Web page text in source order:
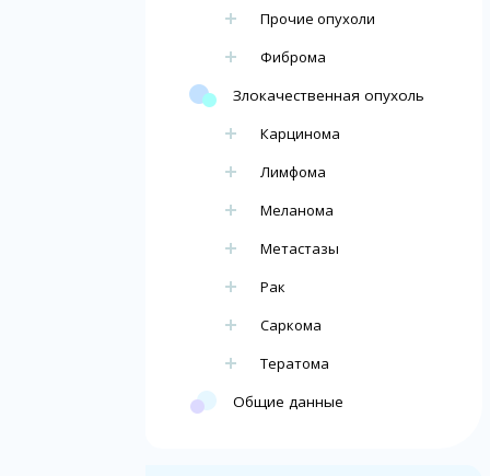
Прочие опухоли
Фиброма
Злокачественная опухоль
Карцинома
Лимфома
Меланома
Метастазы
Рак
Саркома
Тератома
Общие данные